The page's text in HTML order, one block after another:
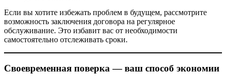
Если вы хотите избежать проблем в будущем, рассмотрите
возможность заключения договора на регулярное
обслуживание. Это избавит вас от необходимости
самостоятельно отслеживать сроки.
Своевременная поверка — ваш способ экономии